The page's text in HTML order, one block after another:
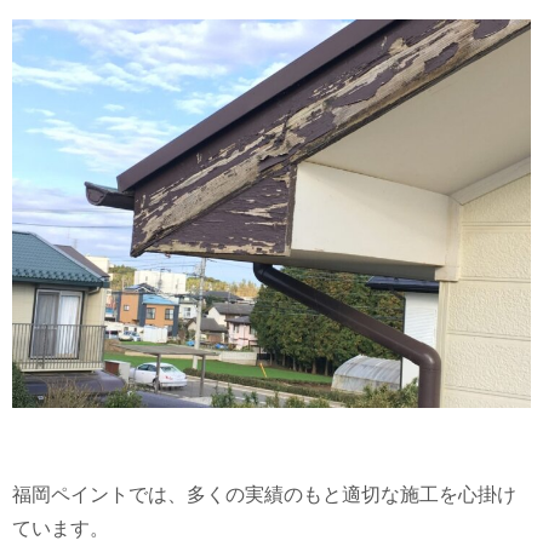
福岡ペイントでは、多くの実績のもと適切な施工を心掛け
ています。